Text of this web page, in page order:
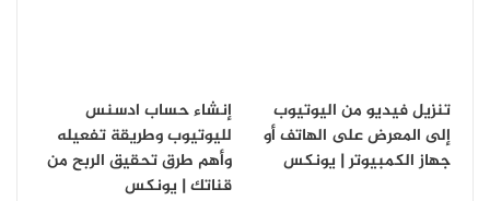
تنزيل فيديو من اليوتيوب
إلى المعرض على الهاتف أو
جهاز الكمبيوتر | يونكس
إنشاء حساب ادسنس
لليوتيوب وطريقة تفعيله
وأهم طرق تحقيق الربح من
قناتك | يونكس